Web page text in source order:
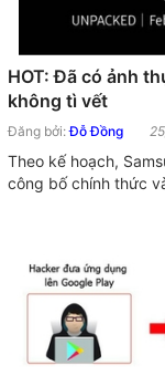
HOT: Đã có ảnh
không tì vết
Đăng bởi:Đỗ Đồng
Theo kế hoạch,
công bố chính thức